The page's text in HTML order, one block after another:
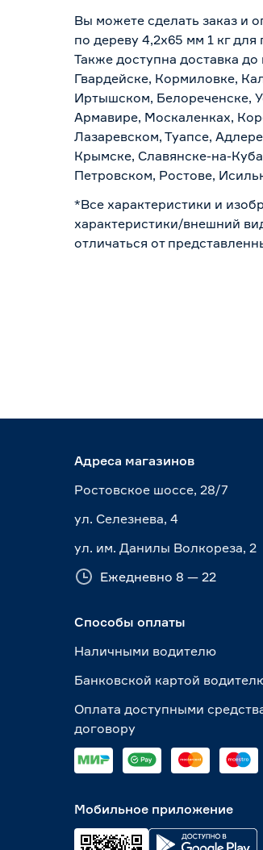
Вы можете сделать заказ и
по дереву 4,2х65 мм 1 кг
Также доступна доставка
Гвардейске, Кормиловке,
Иртышском, Белореченске,
Армавире, Москаленках,
Лазаревском, Туапсе,
Крымске, Славянске-на-
Петровском, Ростове,
*Все характеристики и
характеристики/внешний
отличаться от
Адреса магазинов
Ростовское шоссе, 28/7
ул. Селезнева, 4
ул. им. Данилы Волкореза, 2
Ежедневно 8 — 22
Способы оплаты
Наличными водителю
Банковской картой
Оплата доступными
договору
Мобильное приложение